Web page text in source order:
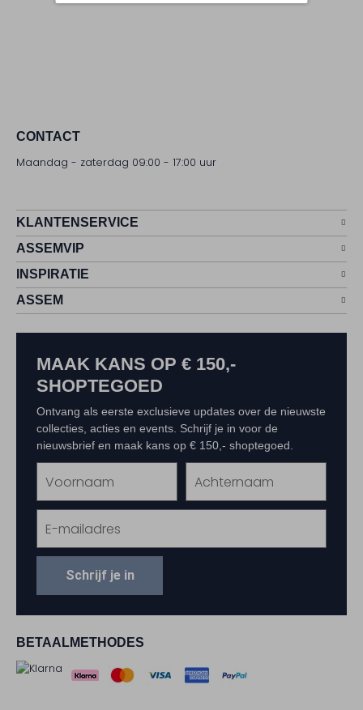
CONTACT
Maandag - zaterdag 09:00 - 17:00 uur
KLANTENSERVICE
ASSEMVIP
INSPIRATIE
ASSEM
BETAALMETHODES
MAAK KANS OP € 150,-
SHOPTEGOED
Ontvang als eerste exclusieve updates over de nieuwste
collecties, acties en events. Schrijf je in voor de
nieuwsbrief en maak kans op € 150,- shoptegoed.
Schrijf je in